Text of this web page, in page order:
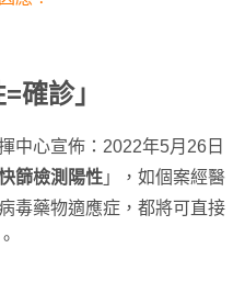
確診」
中心宣佈：2022年5月26日
篩檢測陽性 」，如個案經醫
毒藥物適應症，都將可直接